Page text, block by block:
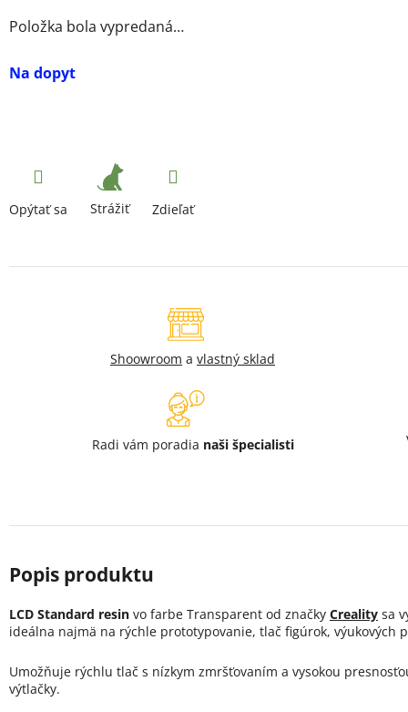
Na dopyt
Položka bola vypredaná…
Opýtať sa Strážiť Zdieľať
Shoowroom a vlastný sklad
Radi vám poradia naši špecialisti
LCD Standard resin vo farbe Transparent od značky Creality sa
ideálna najmä na rýchle prototypovanie, tlač figúrok, výukových
Umožňuje rýchlu tlač s nízkym zmršťovaním a vysokou
výtlačky.